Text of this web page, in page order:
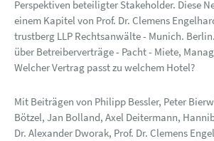
Perspektiven beteiligter Stakeholder. Diese
einem Kapitel von Prof. Dr. Clemens
trustberg LLP Rechtsanwälte - Munich.
über Betreiberverträge - Pacht - Miete,
Welcher Vertrag passt zu welchem Hotel?
Mit Beiträgen von Philipp Bessler, Peter
Bötzel, Jan Bolland, Axel Deitermann,
Dr. Alexander Dworak, Prof. Dr. Clemens